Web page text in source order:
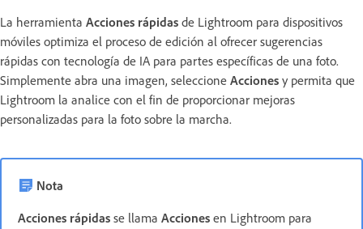
La herramienta Acciones rápidas de Lightroom para dispositivos
móviles optimiza el proceso de edición al ofrecer sugerencias
rápidas con tecnología de IA para partes específicas de una foto.
Simplemente abra una imagen, seleccione Acciones y permita que
Lightroom la analice con el fin de proporcionar mejoras
personalizadas para la foto sobre la marcha.
Nota
Acciones rápidas se llama Acciones en Lightroom para